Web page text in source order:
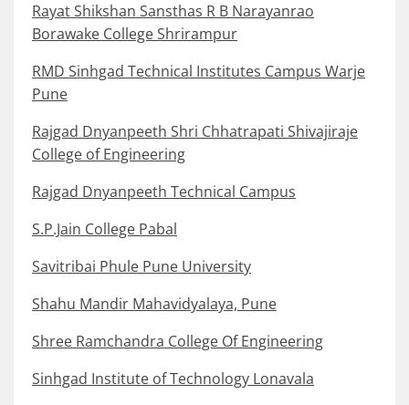
Rayat Shikshan Sansthas R B Narayanrao
Borawake College Shrirampur
RMD Sinhgad Technical Institutes Campus Warje
Pune
Rajgad Dnyanpeeth Shri Chhatrapati Shivajiraje
College of Engineering
Rajgad Dnyanpeeth Technical Campus
S.P.Jain College Pabal
Savitribai Phule Pune University
Shahu Mandir Mahavidyalaya, Pune
Shree Ramchandra College Of Engineering
Sinhgad Institute of Technology Lonavala